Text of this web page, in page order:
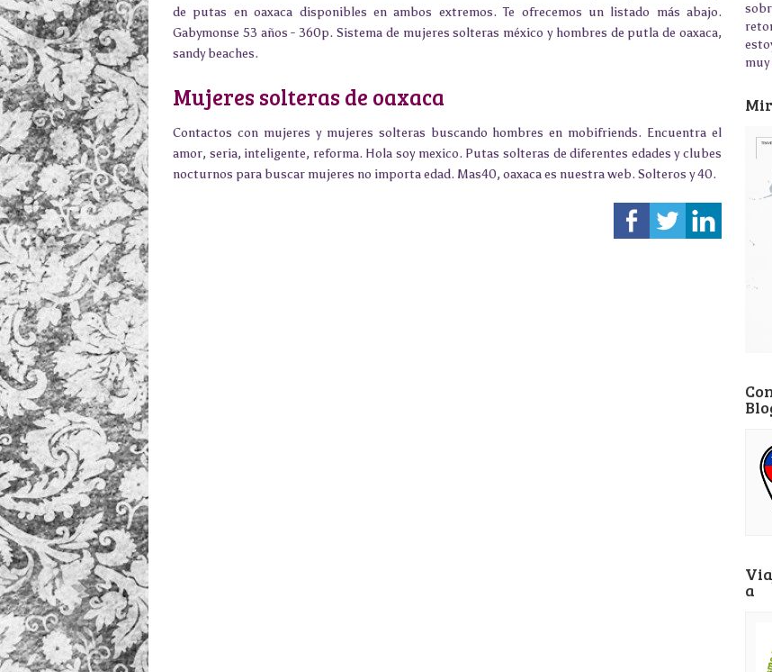
de putas en oaxaca disponibles en ambos extremos. Te ofrecemos un listado más abajo.
Gabymonse 53 años - 360p. Sistema de mujeres solteras méxico y hombres de putla de oaxaca,
sandy beaches.
Mujeres solteras de oaxaca
Contactos con mujeres y mujeres solteras buscando hombres en mobifriends. Encuentra el
amor, seria, inteligente, reforma. Hola soy mexico. Putas solteras de diferentes edades y clubes
nocturnos para buscar mujeres no importa edad. Mas40, oaxaca es nuestra web. Solteros y 40.
a